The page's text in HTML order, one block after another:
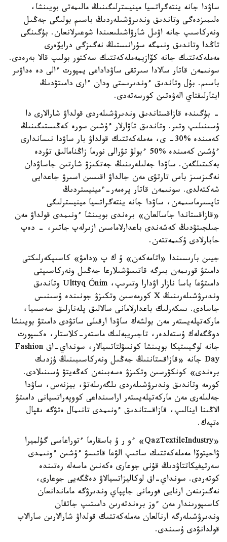
ساۋدا جانە ينتەگراتسيا مينيسترلىگىنىڭ مالىمەتى بويىنشا،
ەلىمىزدەگى وتاندىق وندىرۋشىلەردىڭ باسىم بولىگى جەڭىل
ونەركاسىپ جانە اۋىل شارۋاشىلىعىندا شوعىرلانعان. بۇگىنگى
تاڭدا وتاندىق ونىمگە سۇرانىستىڭ نەگىزگى درايۆەرى
مەملەكەتتىك جانە كۆازيمەملەكەتتىك سەكتور بولىپ قالا بەرەدى.
سونىمەن قاتار سالادا سىرتقى ساۋداداعى يمپورت ءالى دە ەداۋىر
باسىم. بۇل وتاندىق ءوندىرىستى ودان ءارى دامىتۋدىڭ
ايتارلىقتاي الەۋەتىن كورسەتەدى.
- بۇگىندە قازاقستاندىق وندىرۋشىلەردى قولداۋ شارالارى دا
ۇسىنىلىپ وتىر. وتاندىق تاۋارلار ءۇشىن سورە كەڭىستىگىنىڭ
كەمىندە %30- ى، مەملەكەتتىك قولداۋ بار ساۋدا نىساندارى
ءۇشىن كەمىندە %50 ءبولۋ تۋرالى نورما زاڭنامالىق تۇردە
بەكىتىلگەن. ساۋدا جەلىلەرىنىڭ جەتكىزۋ شارتىن جاساۋدان
نەگىزسىز باس تارتۋى مەن جالداۋ اقىسىن اسىرۋ جاعدايى
شەكتەلدى. سونىمەن قاتار پرەمەر-ءمينيستردىڭ
تاپسىرماسىمەن، ساۋدا جانە ينتەگراتسيا مينيسترلىگى
«قازاقستاندا جاسالعان» برەندى بويىنشا ءونىمدى قولداۋ مەن
جىلجىتۋدىڭ كەشەندى باعدارلاماسىن ازىرلەپ جاتىر، - دەپ
حابارلادى ۇكىمەتتەن.
جيىن بارىسىندا «اتامەكەن» ۇ ك پ «دامۋ» كاسىپكەرلىكتى
دامىتۋ قورىمەن بىرگە قاتىسۋشىلارعا جەڭىل ونەركاسىپتى
دامىتۋعا باسا نازار اۋدارا وتىرىپ، Ulttyq Ónim وتاندىق
وندىرۋشىلەرىنىڭ X كورمەسىن وتكىزۋ جونىندە ۇسىنىس
جاسادى. ىسكەرلىك باعدارلامانى سالالىق پلەنارلىق سەسسيا،
ماركەتپلەيستەر مەن بولشەك ساۋدا ارقىلى ساتۋدى دامىتۋ بويىنشا
دوڭگەلەك ۇستەلدەر، تاجىريبەلىك ماستەر-كلاستار، ەكسپورت
جانە لوگيستيكا بويىنشا كونسۋلتاتسيالار، سونداي-اق Fashion
Day جانە «قازاقستاننىڭ جەڭىل ونەركاسىبىنىڭ ۇزدىك
برەندى» كونكۋرسىن وتكىزۋ ەسەبىنەن كەڭەيتۋ ۇسىنىلادى.
كورمە وتاندىق وندىرۋشىلەردى ىلگەرىلەتۋ، بيزنەس، ساۋدا
جەلىلەرى مەن ماركەتپلەيستەر اراسىنداعى كووپەراتسيانى دامىتۋ
الاڭىنا اينالىپ، قازاقستاندىق ءونىمدى تانىمال ەتۋگە ىقپال
ەتپەك.
«QazTextileIndustry» ءو ر ۇ باسقارما ءتوراعاسى گۇلميرا
ۋاحيتوۆا مەملەكەتتىك ساتىپ الۋعا قاتىسۋ ءۇشىن ءونىمدى
سەرتيفيكاتتاۋدىڭ قۇنى جوعارى ەكەنىن ماسەلە رەتىندە
كوتەردى. سونداي-اق لوكاليزاتسيالاۋ دەڭگەيى جوعارى،
نەگىزىنەن ارنايى فورمانى جاپپاي وندىرۋگە ماماندانعان
كاسىپورىندار مەن ءوز برەندتەرىن دامىتىپ جاتقان
وندىرۋشىلەرگە ارنالعان مەملەكەتتىك قولداۋ شارالارىن سارالاپ
قولدانۋدى ۇسىندى.